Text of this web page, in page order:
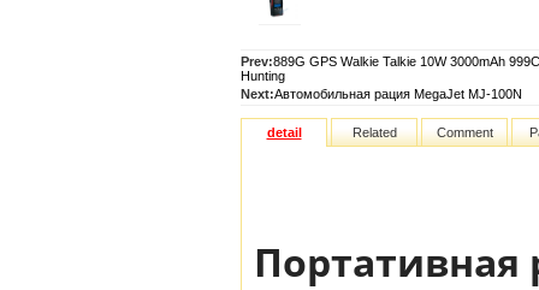
Prev:889G GPS Walkie Talkie 10W 3000mAh
Hunting
Next:Автомобильная рация MegaJet MJ-100N
detail Related Comment
Портативная